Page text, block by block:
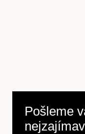
Pošleme